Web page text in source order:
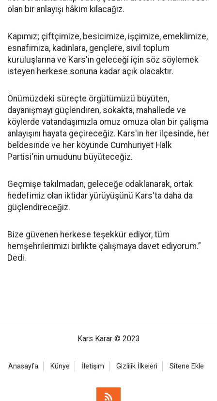
olan bir anlayışı hâkim kılacağız.
Kapımız; çiftçimize, besicimize, işçimize, emeklimize,
esnafımıza, kadınlara, gençlere, sivil toplum
kuruluşlarına ve Kars'ın geleceği için söz söylemek
isteyen herkese sonuna kadar açık olacaktır.
Önümüzdeki süreçte örgütümüzü büyüten,
dayanışmayı güçlendiren, sokakta, mahallede ve
köylerde vatandaşımızla omuz omuza olan bir çalışma
anlayışını hayata geçireceğiz. Kars'ın her ilçesinde, her
beldesinde ve her köyünde Cumhuriyet Halk
Partisi'nin umudunu büyüteceğiz.
Geçmişe takılmadan, geleceğe odaklanarak, ortak
hedefimiz olan iktidar yürüyüşünü Kars'ta daha da
güçlendireceğiz.
Bize güvenen herkese teşekkür ediyor, tüm
hemşehrilerimizi birlikte çalışmaya davet ediyorum.”
Dedi.
Kars Karar © 2023
Anasayfa Künye İletişim Gizlilik İlkeleri Sitene Ekle